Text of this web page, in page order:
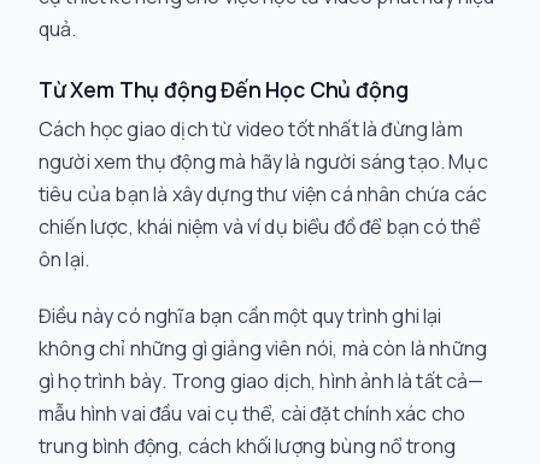
quả.
Từ Xem Thụ động Đến Học Chủ động
Cách học giao dịch từ video tốt nhất là đừng làm
người xem thụ động mà hãy là người sáng tạo. Mục
tiêu của bạn là xây dựng thư viện cá nhân chứa các
chiến lược, khái niệm và ví dụ biểu đồ để bạn có thể
ôn lại.
Điều này có nghĩa bạn cần một quy trình ghi lại
không chỉ những gì giảng viên nói, mà còn là những
gì họtrình bày. Trong giao dịch, hình ảnh là tất cả—
mẫu hình vai đầu vai cụ thể, cài đặt chính xác cho
trung bình động, cách khối lượng bùng nổ trong